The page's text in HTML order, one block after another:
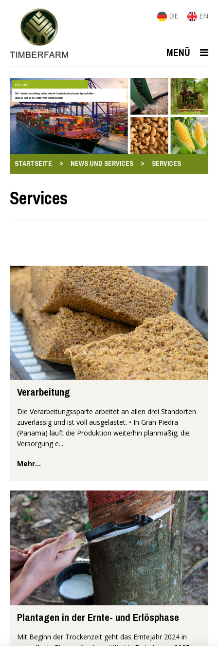
DE EN
MENÜ
ROHSTOFFE
Die Produktion, Verarbeitung und der weltweite Handel mit nachwachsenden Agrarrohstoffen
stehen im Zentrum des TIMBERFARM-Rohstoffgeschäfts.
STARTSEITE > NEWS UND SERVICES > SERVICES
Services
Verarbeitung
Die Verarbeitungssparte arbeitet an allen drei Standorten
zuverlässig und ist voll ausgelastet. • In Gran Piedra
(Panama) läuft die Produktion weiterhin planmäßig; die
Versorgung e...
Mehr...
Plantagen in der Ernte- und Erlösphase
Mit Beginn der Trockenzeit geht das Erntejahr 2024 in
seine finale Phase, die planmäßig bis Ende Januar 2025